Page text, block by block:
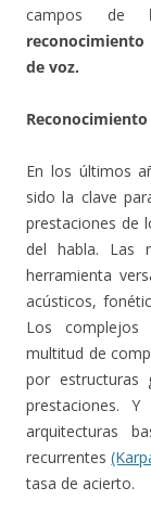
campos de
de voz.
En los últimos
sido la clave
prestaciones de
del habla. Las
herramienta
acústicos,
Los complejos
multitud de
por estructuras
prestaciones.
arquitecturas
recurrentes
tasa de acierto.